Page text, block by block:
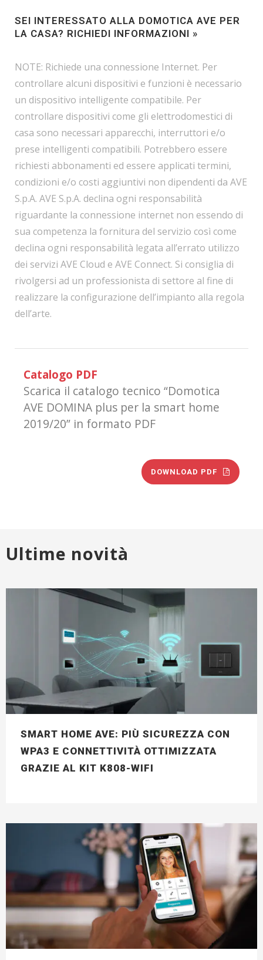
SEI INTERESSATO ALLA DOMOTICA AVE PER
LA CASA? RICHIEDI INFORMAZIONI »
NOTE: Richiede una connessione Internet. Per
controllare alcuni dispositivi e funzioni è necessario
un dispositivo intelligente compatibile. Per
controllare dispositivi come gli elettrodomestici di
casa sono necessari apparecchi, interruttori e/o
prese intelligenti compatibili. Potrebbero essere
richiesti abbonamenti ed essere applicati termini,
condizioni e/o costi aggiuntivi non dipendenti da AVE
S.p.A. AVE S.p.A. declina ogni responsabilità
riguardante la connessione internet non essendo di
sua competenza la fornitura del servizio così come
declina ogni responsabilità legata all’errato utilizzo
dei servizi AVE Cloud e AVE Connect. Si consiglia di
rivolgersi ad un professionista di settore al fine di
realizzare la configurazione dell’impianto alla regola
dell’arte.
Catalogo PDF
Scarica il catalogo tecnico “Domotica
AVE DOMINA plus per la smart home
2019/20” in formato PDF
DOWNLOAD PDF
Ultime novità
SMART HOME AVE: PIÙ SICUREZZA CON
WPA3 E CONNETTIVITÀ OTTIMIZZATA
GRAZIE AL KIT K808-WIFI